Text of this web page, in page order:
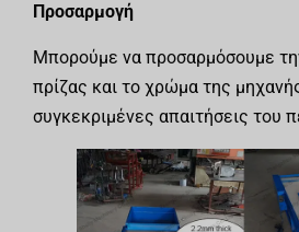
Προσαρμογή
Μπορούμε να προσαρμόσουμε
πρίζας και το χρώμα της
συγκεκριμένες απαιτήσεις του